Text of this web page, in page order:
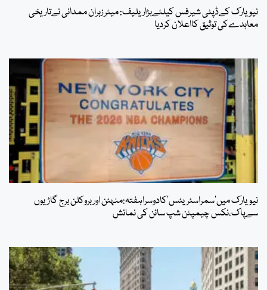
نیویارک کےڈپٹی شیرفس کیلئےبڑاریلیف: میئر زہران ممدانی نےتاریخی
معاہدےکی توثیق کااعلان کردیا
نیویارک میں’سمراسٹریٹس’کادوسراہفتہ:منہٹن اوربروکلن برج گاڑیوں
سےپاک،نکس چیمپئن شپ سائن کی نمائش